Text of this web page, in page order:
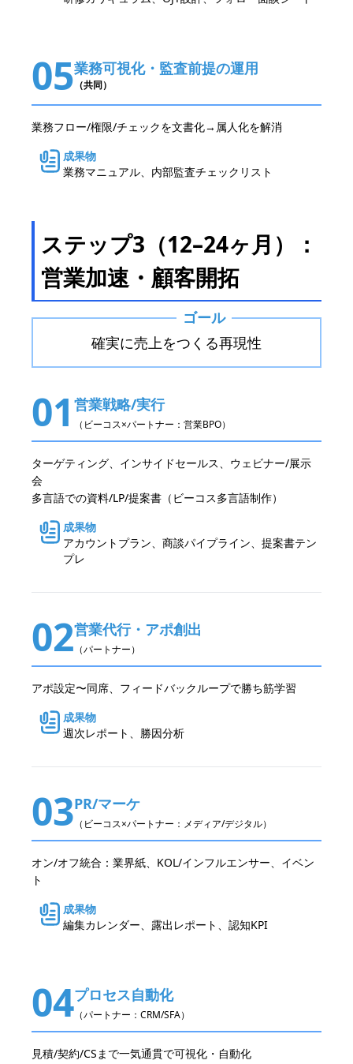
05業務可視化・監査前提の運用
（共同）
業務フロー/権限/チェックを文書化→属人化を解消
成果物
業務マニュアル、内部監査チェックリスト
ステップ3（12–24ヶ月）：
営業加速・顧客開拓
ゴール
確実に売上をつくる再現性
01 営業戦略/実行
（ビーコス×パートナー：営業BPO）
ターゲティング、インサイドセールス、ウェビナー/展示
会
多言語での資料/LP/提案書（ビーコス多言語制作）
成果物
アカウントプラン、商談パイプライン、提案書テン
プレ
02営業代行・アポ創出
（パートナー）
アポ設定〜同席、フィードバックループで勝ち筋学習
成果物
週次レポート、勝因分析
03PR/マーケ
（ビーコス×パートナー：メディア/デジタル）
オン/オフ統合：業界紙、KOL/インフルエンサー、イベン
ト
成果物
編集カレンダー、露出レポート、認知KPI
04プロセス自動化
（パートナー：CRM/SFA）
見積/契約/CSまで一気通貫で可視化・自動化